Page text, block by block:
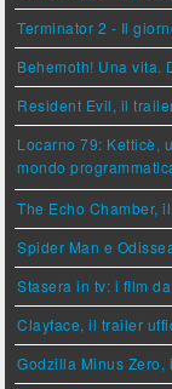
Terminator 2 - Il
Behemoth! Una vita.
Resident Evil, il
Locarno 79: Ketticè,
mondo
The Echo Chamber,
Spider Man e
Stasera in tv: i film
Clayface, il trailer
Godzilla Minus